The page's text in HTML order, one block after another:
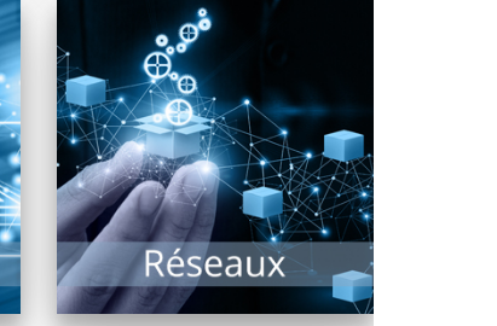
En confiant aux revendeurs
membres de FRP2i le
déploiement, l’administration
et la supervision de systèmes
réseaux,...
EN SAVOIR PLUS